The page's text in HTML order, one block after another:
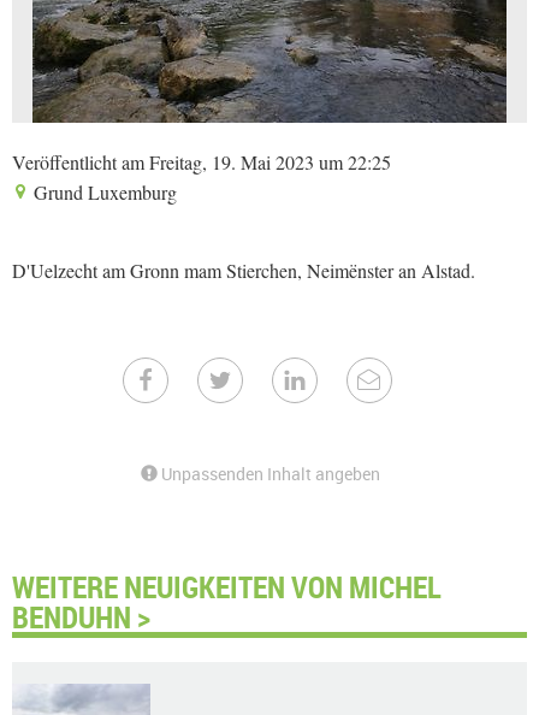
Veröffentlicht am Freitag, 19. Mai 2023 um 22:25
Grund Luxemburg
D'Uelzecht am Gronn mam Stierchen, Neimënster an Alstad.
Unpassenden Inhalt angeben
WEITERE NEUIGKEITEN VON MICHEL
BENDUHN >